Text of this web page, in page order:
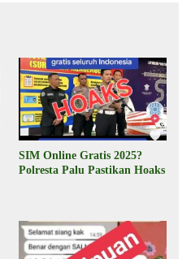
SIM Online Gratis 2025?
Polresta Palu Pastikan Hoaks